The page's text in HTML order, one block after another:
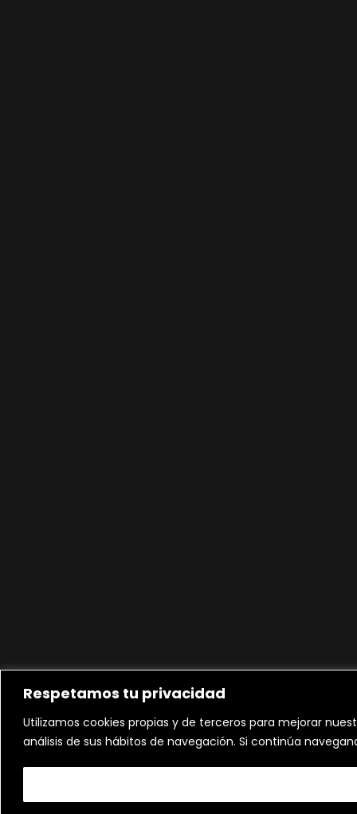
Respetamos tu privacidad
Utilizamos cookies propias y de terceros para mejorar
análisis de sus hábitos de navegación. Si continúa